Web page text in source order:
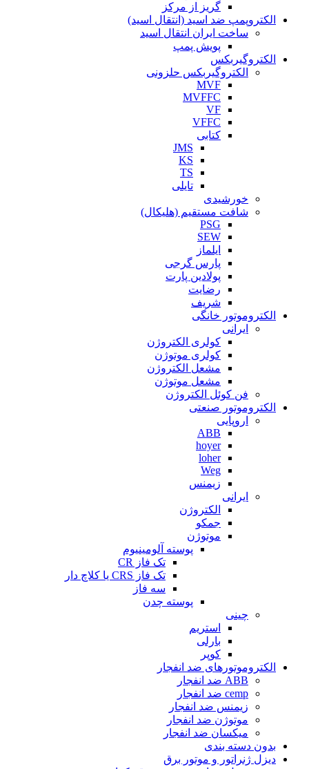
گریز از مرکز
الکتروپمپ ضد اسید (انتقال اسید)
ساخت ایران انتقال اسید
پویش پمپ
الکتروگیربکس
الکتروگیربکس حلزونی
MVF
MVFFC
VF
VFFC
کتابی
JMS
KS
TS
تایلی
خورشیدی
شافت مستقیم (هلیکال)
PSG
SEW
ایلماز
پارس گرجی
پولادین پارت
رضایت
شریف
الکتروموتور خانگی
ایرانی
کولری الکتروژن
کولری موتوژن
مشعل الکتروژن
مشعل موتوژن
فن کوئل الکتروژن
الکتروموتور صنعتی
اروپایی
ABB
hoyer
loher
Weg
زیمنس
ایرانی
الکتروژن
جمکو
موتوژن
پوسته آلومینیوم
تک فاز CR
تک فاز CRS یا کلاچ دار
سه فاز
پوسته چدن
چینی
استریم
بارلی
کوپر
الکتروموتورهای ضد انفجار
ABB ضد انفجار
cemp ضد انفجار
زیمنس ضد انفجار
موتوژن ضد انفجار
میکسان ضد انفجار
بدون دسته بندی
دیزل ژنراتور و موتور برق